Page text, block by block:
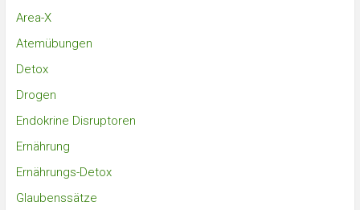
Area-X
Atemübungen
Detox
Drogen
Endokrine Disruptoren
Ernährung
Ernährungs-Detox
Glaubenssätze